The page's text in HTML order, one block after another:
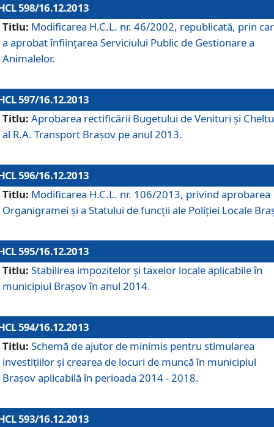
598/16.12.2013
Titlu: Modificarea H.C.L. nr. 46/2002, republicată, prin
a aprobat înfiinţarea Serviciului Public de Gestionare a
Animalelor.
597/16.12.2013
Titlu: Aprobarea rectificării Bugetului de Venituri şi
al R.A. Transport Braşov pe anul 2013.
596/16.12.2013
Titlu: Modificarea H.C.L. nr. 106/2013, privind aprobarea
Organigramei şi a Statului de funcţii ale Poliţiei Locale
595/16.12.2013
Titlu: Stabilirea impozitelor şi taxelor locale aplicabile în
municipiul Braşov în anul 2014.
594/16.12.2013
Titlu: Schemă de ajutor de minimis pentru stimularea
investiţiilor şi crearea de locuri de muncă în municipiul
Braşov aplicabilă în perioada 2014 - 2018.
593/16.12.2013